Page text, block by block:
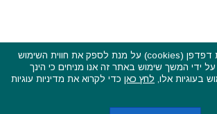
פסטיבלים וקרנבלים בעולם - כל הזכויות שמורות © 2015 - 2026
בשותפות עםCarniFest Online
האתר משתמש בעוגיות דפדפן (cookies) על מנת לספק את חווית השימוש
ידי המשך שימוש באתר זה אנו מניחים כי הינך
בעוגיות אלו, לחץ כאן כדי לקרוא את מדיניות עוגיות